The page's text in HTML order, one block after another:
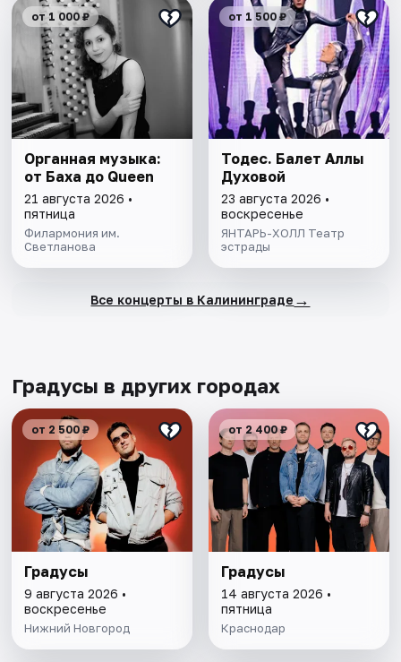
от 1 000 ₽
Органная музыка:
от Баха до Queen
21 августа 2026 •
пятница
Филармония им.
Светланова
от 1 500 ₽
Тодес. Балет Аллы
Духовой
23 августа 2026 •
воскресенье
ЯНТАРЬ-ХОЛЛ Театр
эстрады
Все концерты в Калининграде →
Градусы в других городах
от 2 500 ₽
Градусы
9 августа 2026 •
воскресенье
Нижний Новгород
от 2 400 ₽
Градусы
14 августа 2026 •
пятница
Краснодар